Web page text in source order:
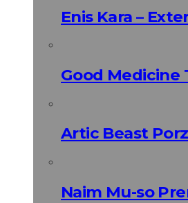
Enis Kara –
Good Medicine
Artic Beast
Naim Mu-so